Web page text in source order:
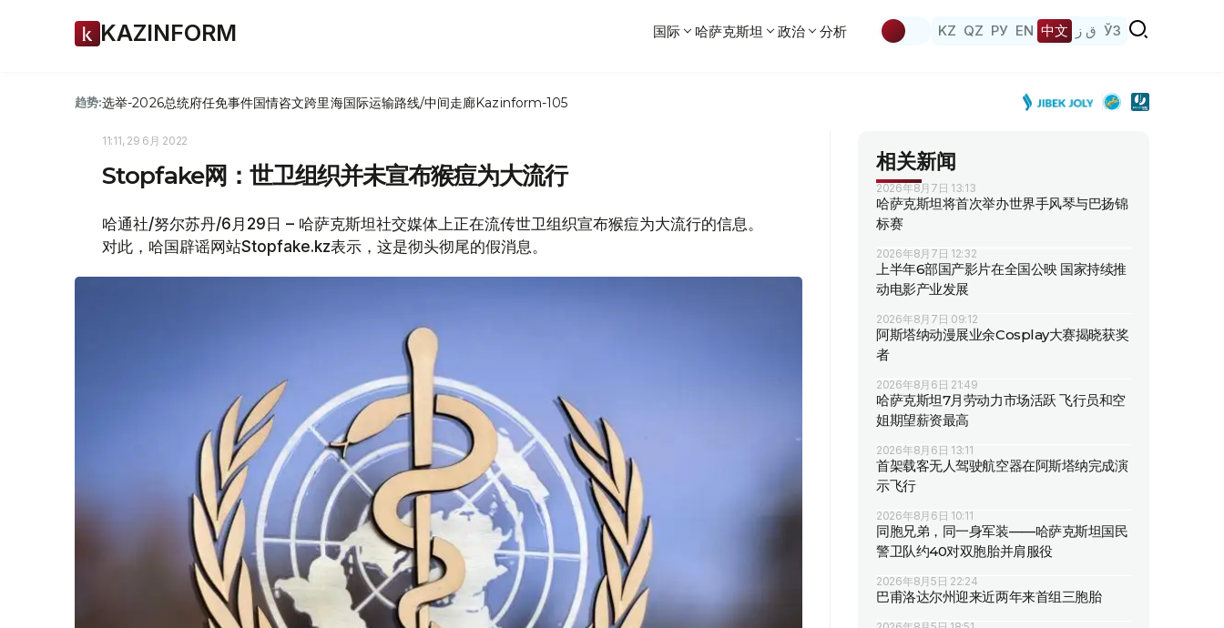
KAZINFORM 国际 哈萨克斯坦 政治 分析 KZ QZ РУ EN 中文 ق ز ЎЗ
趋势:选举-2026总统府任免事件国情咨文跨里海国际运输路线/中间走廊Kazinform-105
11:11, 29 6月 2022
Stopfake网：世卫组织并未宣布猴痘为大流行
哈通社/努尔苏丹/6月29日 – 哈萨克斯坦社交媒体上正在流传世卫组织宣布猴痘为大流行的信息。
对此，哈国辟谣网站Stopfake.kz表示，这是彻头彻尾的假消息。
相关新闻
2026年8月7日 13:13
哈萨克斯坦将首次举办世界手风琴与巴扬锦
标赛
2026年8月7日 12:32
上半年6部国产影片在全国公映 国家持续推
动电影产业发展
2026年8月7日 09:12
阿斯塔纳动漫展业余Cosplay大赛揭晓获奖
者
2026年8月6日 21:49
哈萨克斯坦7月劳动力市场活跃 飞行员和空
姐期望薪资最高
2026年8月6日 13:11
首架载客无人驾驶航空器在阿斯塔纳完成演
示飞行
2026年8月6日 10:11
同胞兄弟，同一身军装——哈萨克斯坦国民
警卫队约40对双胞胎并肩服役
2026年8月5日 22:24
巴甫洛达尔州迎来近两年来首组三胞胎